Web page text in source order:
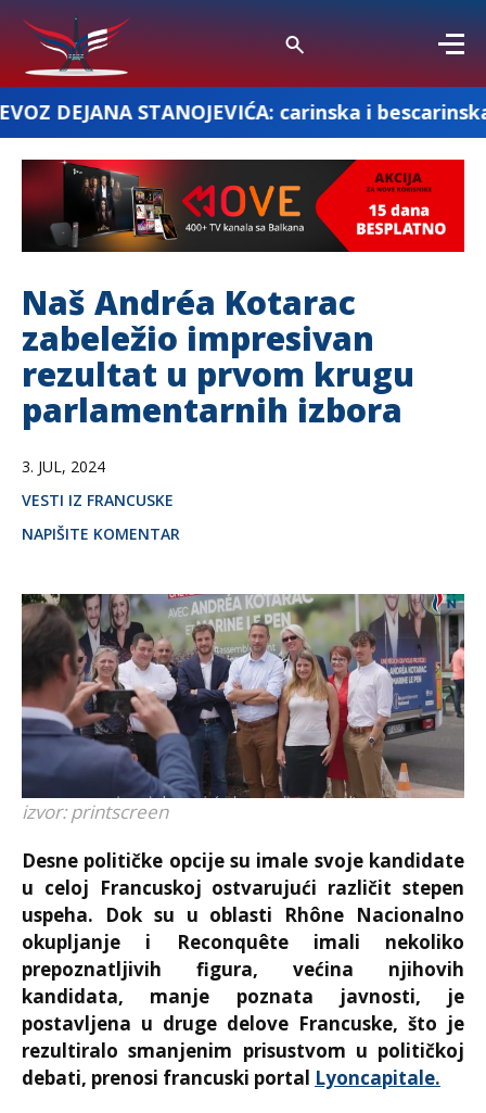
STANOJEVIĆA: carinska i bescarinska roba
Naš Andréa Kotarac
zabeležio impresivan
rezultat u prvom krugu
parlamentarnih izbora
3. JUL, 2024
VESTI IZ FRANCUSKE
NAPIŠITE KOMENTAR
izvor: printscreen
Desne političke opcije su imale svoje kandidate
u celoj Francuskoj ostvarujući različit stepen
uspeha. Dok su u oblasti Rhône Nacionalno
okupljanje i Reconquête imali nekoliko
prepoznatljivih figura, većina njihovih
kandidata, manje poznata javnosti, je
postavljena u druge delove Francuske, što je
rezultiralo smanjenim prisustvom u političkoj
debati, prenosi francuski portal Lyoncapitale.